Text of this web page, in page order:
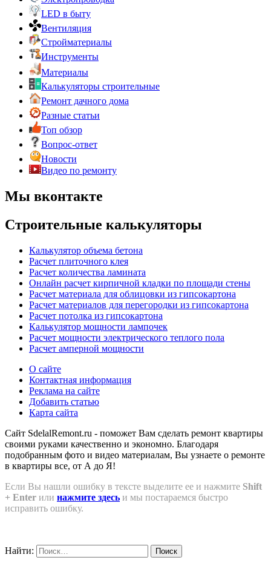
LED в быту
Вентиляция
Стройматериалы
Инструменты
Материалы
Калькуляторы строительные
Ремонт дачного дома
Разные статьи
Топ обзор
Вопрос-ответ
Новости
Видео по ремонту
Мы вконтакте
Строительные калькуляторы
Калькулятор объема бетона
Расчет плиточного клея
Расчет количества ламината
Онлайн расчет кирпичной кладки по площади стены
Расчет материала для облицовки из гипсокартона
Расчет материалов для перегородки из гипсокартона
Расчет потолка из гипсокартона
Калькулятор мощности лампочек
Расчет мощности электрического теплого пола
Расчет амперной мощности
О сайте
Контактная информация
Реклама на сайте
Добавить статью
Карта сайта
Сайт SdelalRemont.ru - поможет Вам сделать ремонт квартиры
своими руками качественно и экономно. Благодаря
подобранным фото и видео материалам, Вы узнаете о ремонте
в квартиры все, от А до Я!
Если Вы нашли ошибку в тексте выделите ее и нажмите Shift
+ Enter или нажмите здесь и мы постараемся быстро
исправить ошибку.
Найти: